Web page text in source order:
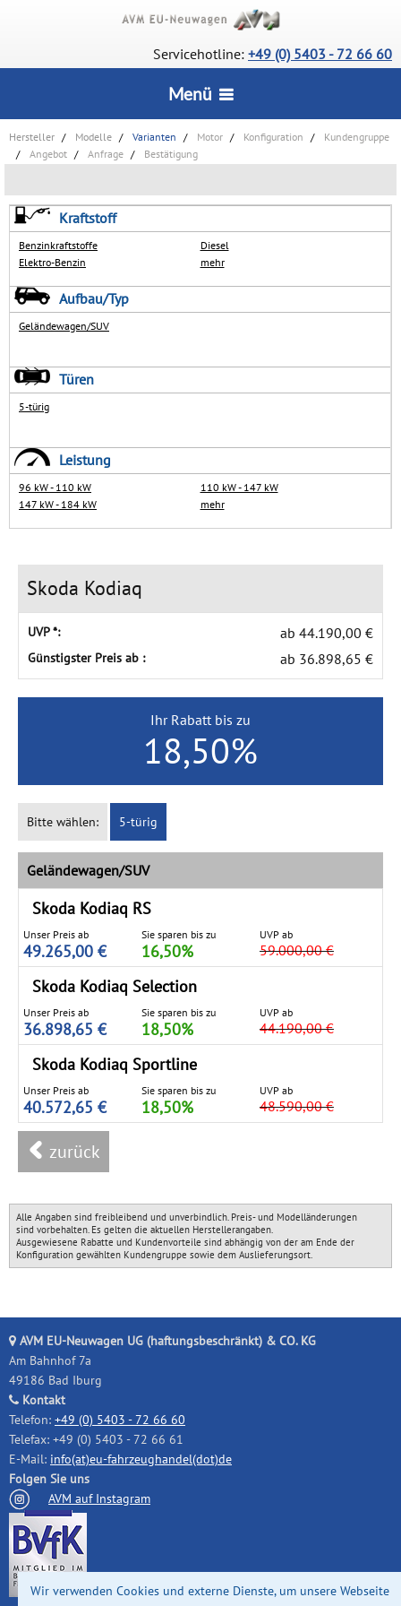
Servicehotline: +49 (0) 5403 - 72 66 60
Menü
STARTSEITE
CarConfigurator
Lagerfahrzeuge
Deutsche Neuwagen
SERVICE
Wie bestelle ich?
Vorteile
Lieferstatus
INFORMATIONEN
Wir über uns
Steuerrechner
UNSERE AUSZEICHNUNGEN
HÄNDLERBEREICH
Hersteller Modelle Varianten Motor Konfiguration
Kundengruppe
Angebot
Anfrage Bestätigung
Kraftstoff
Benzinkraftstoffe
Diesel
Elektro-Benzin
mehr
Aufbau/Typ
Geländewagen/SUV
Türen
5-türig
Leistung
96 kW - 110 kW
110 kW - 147 kW
147 kW - 184 kW
mehr
Skoda Kodiaq
UVP *: ab 44.190,00 €
Günstigster Preis ab : ab 36.898,65 €
Ihr Rabatt bis zu
18,50%
Bitte wählen: 5-türig
Geländewagen/SUV
Skoda Kodiaq RS
Unser Preis ab
49.265,00 €
Sie sparen bis zu
16,50%
UVP ab
59.000,00 €
Skoda Kodiaq Selection
Unser Preis ab
36.898,65 €
Sie sparen bis zu
18,50%
UVP ab
44.190,00 €
Skoda Kodiaq Sportline
Unser Preis ab
40.572,65 €
Sie sparen bis zu
18,50%
UVP ab
48.590,00 €
zurück
Alle Angaben sind freibleibend und unverbindlich. Preis- und Modelländerungen
sind vorbehalten. Es gelten die aktuellen Herstellerangaben.
Ausgewiesene Rabatte und Kundenvorteile sind abhängig von der am Ende der
Konfiguration gewählten Kundengruppe sowie dem Auslieferungsort.
AVM EU-Neuwagen UG (haftungsbeschränkt) & CO. KG
Am Bahnhof 7a
49186 Bad Iburg
Kontakt
Telefon: +49 (0) 5403 - 72 66 60
Telefax: +49 (0) 5403 - 72 66 61
E-Mail: info(at)eu-fahrzeughandel(dot)de
Folgen Sie uns
AVM auf Instagram
Wir verwenden Cookies und externe Dienste, um unsere Webseite